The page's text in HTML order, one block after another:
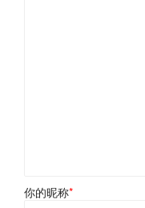
你的昵称*